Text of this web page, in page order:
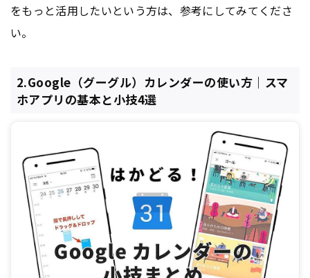
をもっと活用したいという方は、参考にしてみてくださ
い。
2.Google（グーグル）カレンダーの使い方｜スマ
ホアプリの基本と小技4選